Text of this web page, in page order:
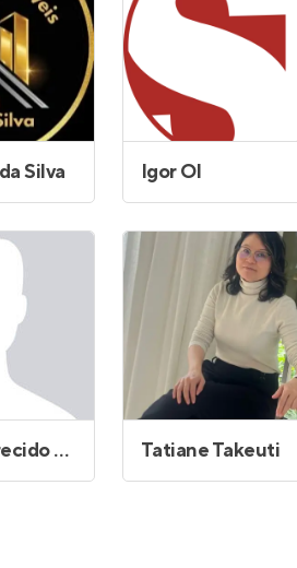
Silva Igor Ol
Roberto Aparecido Nogueira Tatiane Takeuti